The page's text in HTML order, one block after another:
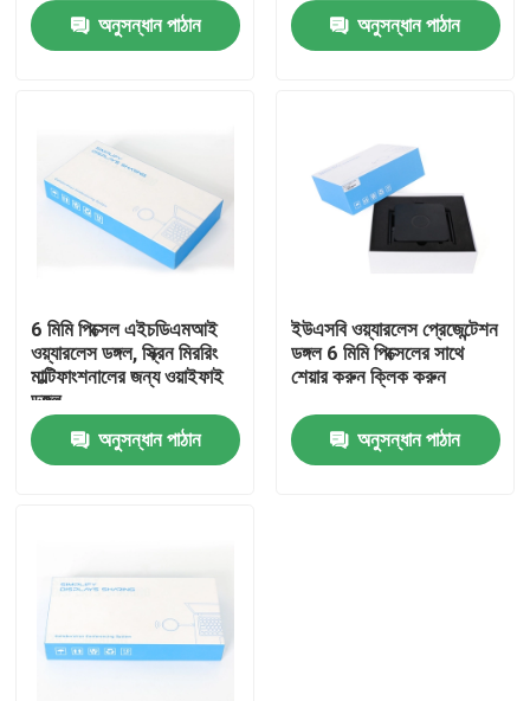
আমাদের সম্পর্কে
কারখানা ভ্রমণ
যোগাযোগ করুন
উদ্ধৃতির জন্য আবেদন
55 ইঞ্চি স্মার্ট বোর্ড
অনুসন্ধান পাঠান
অনুসন্ধান পাঠান
6 মিমি পিক্সেল এইচডিএমআই
ওয়্যারলেস ডঙ্গল, স্ক্রিন মিররিং
মাল্টিফাংশনালের জন্য ওয়াইফাই
ডঙ্গল
অনুসন্ধান পাঠান
ইউএসবি ওয়্যারলেস প্রেজেন্টেশন
ডঙ্গল 6 মিমি পিক্সেলের সাথে
শেয়ার করুন ক্লিক করুন
অনুসন্ধান পাঠান